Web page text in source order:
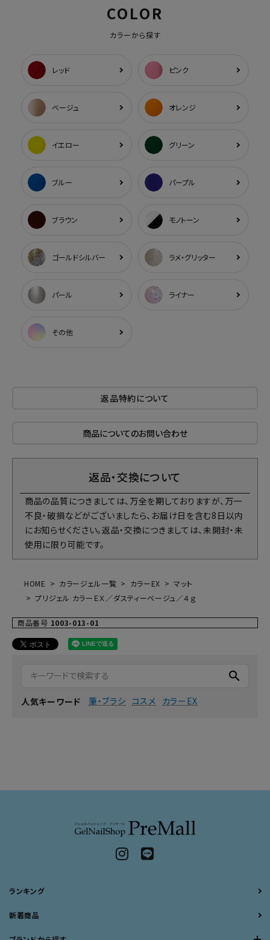
COLOR
カラーから探す
レッド ピンク
ベージュ オレンジ
イエロー グリーン
ブルー パープル
ブラウン モノトーン
ゴールドシルバー ラメ・グリッター
パール ライナー
その他
返品特約について
商品についてのお問い合わせ
返品・交換について
商品の品質につきましては、万全を期しておりますが、万一
不良・破損などがございましたら、お届け日を含む8日以内
にお知らせください。返品・交換につきましては、未開封・未
使用に限り可能です。
HOME カラージェル一覧 カラーEX
マット
プリジェル カラーＥＸ／ダスティーベージュ／４ｇ
商品番号 1003-013-01
search
人気キーワード 筆・ブラシ コスメ カラーEX
ランキング
新着商品